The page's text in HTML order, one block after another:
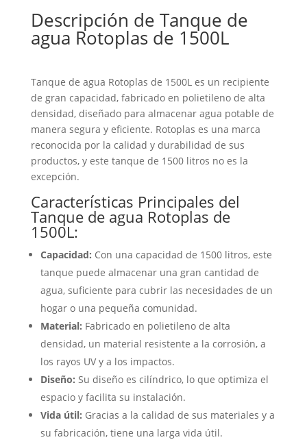
Descripción de Tanque de
agua Rotoplas de 1500L
Tanque de agua Rotoplas de 1500L es un recipiente
de gran capacidad, fabricado en polietileno de alta
densidad, diseñado para almacenar agua potable de
manera segura y eficiente. Rotoplas es una marca
reconocida por la calidad y durabilidad de sus
productos, y este tanque de 1500 litros no es la
excepción.
Características Principales del
Tanque de agua Rotoplas de
1500L:
Capacidad: Con una capacidad de 1500 litros, este
tanque puede almacenar una gran cantidad de
agua, suficiente para cubrir las necesidades de un
hogar o una pequeña comunidad.
Material: Fabricado en polietileno de alta
densidad, un material resistente a la corrosión, a
los rayos UV y a los impactos.
Diseño: Su diseño es cilíndrico, lo que optimiza el
espacio y facilita su instalación.
Vida útil: Gracias a la calidad de sus materiales y a
su fabricación, tiene una larga vida útil.